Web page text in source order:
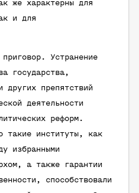
же характерны для
и для
Устранение
государства,
других препятствий
деятельности
реформ.
такие институты, как
избранными
а также гарантии
способствовали